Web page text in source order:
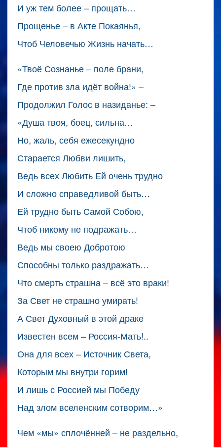
И уж тем более – прощать…
Прощенье – в Акте Покаянья,
Чтоб Человечью Жизнь начать…
«Твоё Сознанье – поле брани,
Где против зла идёт война!» –
Продолжил Голос в назиданье: –
«Душа твоя, боец, сильна…
Но, жаль, себя ежесекундно
Старается Любви лишить,
Ведь всех Любить Ей очень трудно
И сложно справедливой быть…
Ей трудно быть Самой Собою,
Чтоб никому не подражать…
Ведь мы своею Добротою
Способны только раздражать…
Что смерть страшна – всё это враки!
За Свет не страшно умирать!
А Свет Духовный в этой драке
Известен всем – Россия-Мать!..
Она для всех – Источник Света,
Которым мы внутри горим!
И лишь с Россией мы Победу
Над злом вселенским сотворим…»
Чем «мы» сплочённей – не раздельно,